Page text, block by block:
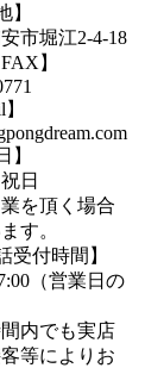
】
市堀江2-4-18
】
】
日
を頂く場合
す。
受付時間】
（営業日の
内でも実店
等によりお